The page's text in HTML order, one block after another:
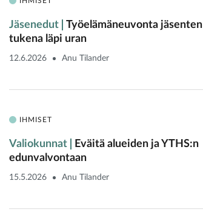
Jäsenedut
Työelämäneuvonta jäsenten
tukena läpi uran
12.6.2026 Anu Tilander
IHMISET
Valiokunnat
Eväitä alueiden ja YTHS:n
edunvalvontaan
15.5.2026 Anu Tilander